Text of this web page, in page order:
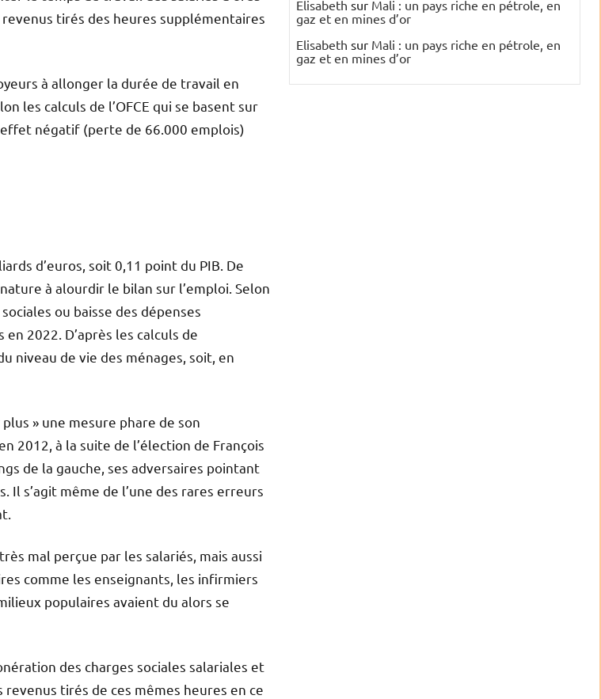
tirés des heures supplémentaires
à allonger la durée de travail en
les calculs de l’OFCE qui se basent sur
négatif (perte de 66.000 emplois)
d’euros, soit 0,11 point du PIB. De
à alourdir le bilan sur l’emploi. Selon
ou baisse des dépenses
2022. D’après les calculs de
niveau de vie des ménages, soit, en
» une mesure phare de son
2012, à la suite de l’élection de François
de la gauche, ses adversaires pointant
s’agit même de l’une des rares erreurs
mal perçue par les salariés, mais aussi
comme les enseignants, les infirmiers
populaires avaient du alors se
des charges sociales salariales et
tirés de ces mêmes heures en ce
Elisabeth sur Mali : un pays riche en pétrole, en
gaz et en mines d’or
Elisabeth sur Mali : un pays riche en pétrole, en
gaz et en mines d’or